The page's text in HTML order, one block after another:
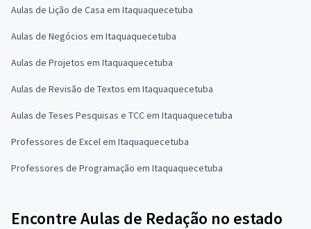
Aulas de Lição de Casa em Itaquaquecetuba
Aulas de Negócios em Itaquaquecetuba
Aulas de Projetos em Itaquaquecetuba
Aulas de Revisão de Textos em Itaquaquecetuba
Aulas de Teses Pesquisas e TCC em Itaquaquecetuba
Professores de Excel em Itaquaquecetuba
Professores de Programação em Itaquaquecetuba
Encontre Aulas de Redação no estado